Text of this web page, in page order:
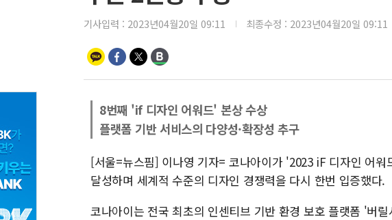
기사입력 : 2023년04월20일 09:11 최종수정 : 2023년04월20일 09:11
8번째 'if 디자인 어워드' 본상 수상
플랫폼 기반 서비스의 다양성·확장성 추구
[서울=뉴스핌] 이나영 기자= 코나아이가 '2023 iF 디자인 어
달성하며 세계적 수준의 디자인 경쟁력을 다시 한번 입증했다.
코나아이는 전국 최초의 인센티브 기반 환경 보호 플랫폼 '버